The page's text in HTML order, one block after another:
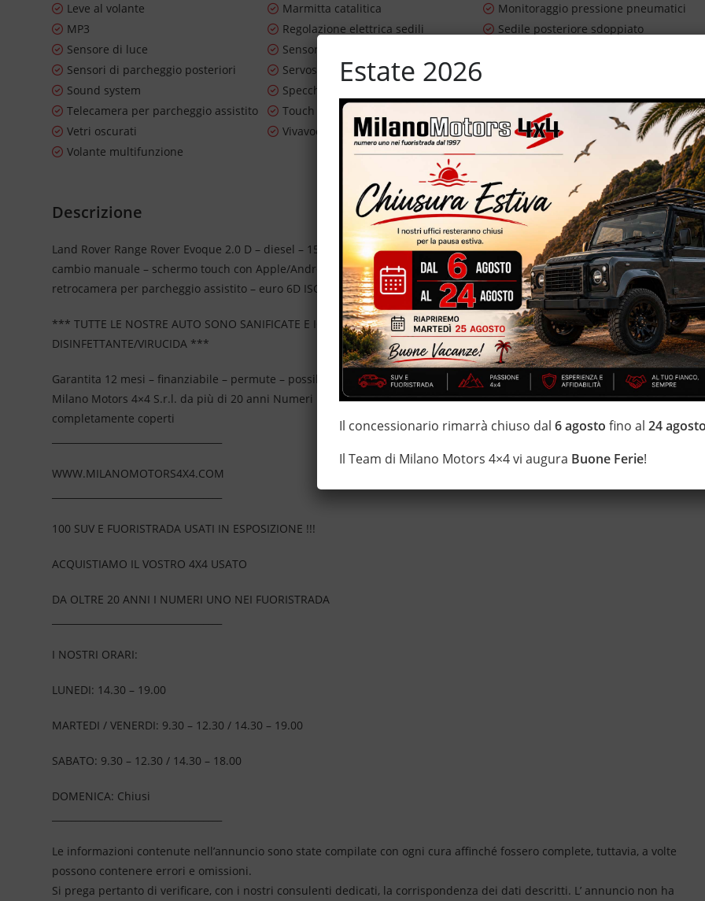
Leve al volante
Marmitta catalitica
Monitoraggio pressione pneumatici
MP3
Regolazione elettrica sedili
Sedile posteriore sdoppiato
Sensore di luce
Sensore di pioggia
Sensori di parcheggio posteriori
Servosterzo
Sound system
Specchietti laterali elettrici
Telecamera per parcheggio assistito
Touch screen
Trazione integrale
Vetri oscurati
Vivavoce
Volante in pelle
Volante multifunzione
Descrizione
Land Rover Range Rover Evoque 2.0 D – diesel – 150 CV – FWD – unico proprietario – 13.993 km certificati e garantiti–
cambio manuale – schermo touch con Apple/Android CarPlay – cerchi in lega da 20” – specchietti elettrici – sensori park –
retrocamera per parcheggio assistito – euro 6D ISC – vetri oscurati – sensori park
*** TUTTE LE NOSTRE AUTO SONO SANIFICATE E IGIENIZZATE CON TRATTAMENTI DI VAPORE, OZONO E
DISINFETTANTE/VIRUCIDA ***
Garantita 12 mesi – finanziabile – permute – possibilità di estensione della garanzia con i leader del mercato ”Opteven” –
Milano Motors 4×4 S.r.l. da più di 20 anni Numeri Uno Nei Fuoristrada con un’ esposizione da più di 1.500 mq
completamente coperti
WWW.MILANOMOTORS4X4.COM
100 SUV E FUORISTRADA USATI IN ESPOSIZIONE !!!
ACQUISTIAMO IL VOSTRO 4X4 USATO
DA OLTRE 20 ANNI I NUMERI UNO NEI FUORISTRADA
I NOSTRI ORARI:
LUNEDI: 14.30 – 19.00
MARTEDI / VENERDI: 9.30 – 12.30 / 14.30 – 19.00
SABATO: 9.30 – 12.30 / 14.30 – 18.00
DOMENICA: Chiusi
Le informazioni contenute nell’annuncio sono state compilate con ogni cura affinché fossero complete, tuttavia, a volte
possono contenere errori e omissioni.
Si prega pertanto di verificare, con i nostri consulenti dedicati, la corrispondenza dei dati descritti. L’ annuncio non ha
Estate 2026
Il concessionario rimarrà chiuso dal6 agosto fino al24
Il Team di Milano Motors 4×4 vi augura Buone Ferie!